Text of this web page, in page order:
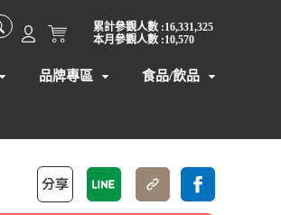
累計參觀人數 :16,331,325
本月參觀人數 :10,570
品牌專區 食品/飲品